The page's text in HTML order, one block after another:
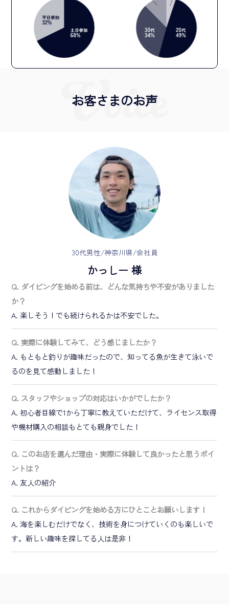
お客さまのお声
30代男性/神奈川県/会社員
かっしー 様
Q. ダイビングを始める前は、どんな気持ちや不安がありました
か？
A. 楽しそう！でも続けられるかは不安でした。
Q. 実際に体験してみて、どう感じましたか？
A. もともと釣りが趣味だったので、知ってる魚が生きて泳いで
るのを見て感動しました！
Q. スタッフやショップの対応はいかがでしたか？
A. 初心者目線で1から丁寧に教えていただけて、ライセンス取得
や機材購入の相談もとても親身でした！
Q. このお店を選んだ理由・実際に体験して良かったと思うポイ
ントは？
A. 友人の紹介
Q. これからダイビングを始める方にひとことお願いします！
A. 海を楽しむだけでなく、技術を身につけていくのも楽しいで
す。新しい趣味を探してる人は是非！